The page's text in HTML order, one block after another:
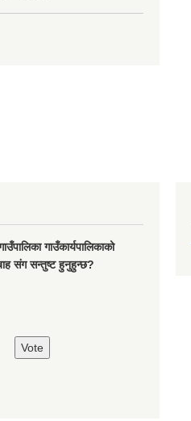
गाउँकार्यपालिकाको
संग सन्तुष्ट हुनुहुन्छ?